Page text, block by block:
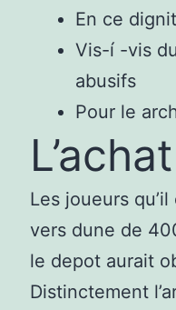
En ce
Vis-í -vis
abusifs
Pour le
Les joueurs
vers dune de
le depot aurait
Distinctement